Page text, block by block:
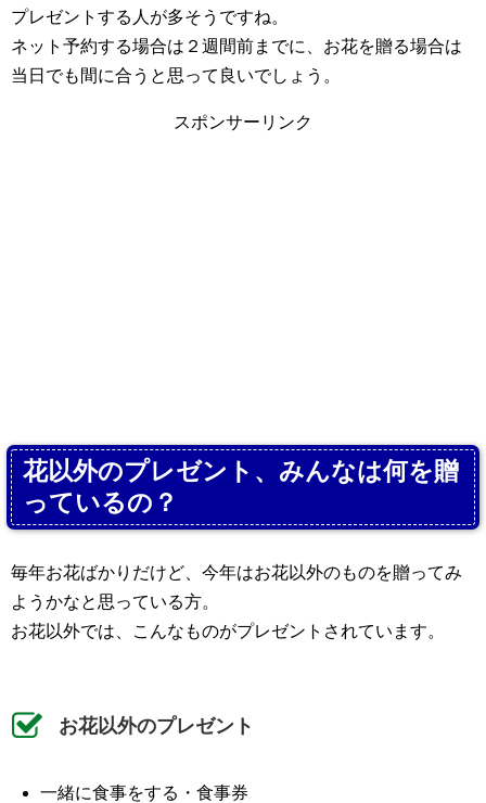
プレゼントする人が多そうですね。
ネット予約する場合は２週間前までに、お花を贈る場合は
当日でも間に合うと思って良いでしょう。
スポンサーリンク
花以外のプレゼント、みんなは何を贈
っているの？
毎年お花ばかりだけど、今年はお花以外のものを贈ってみ
ようかなと思っている方。
お花以外では、こんなものがプレゼントされています。
お花以外のプレゼント
一緒に食事をする・食事券